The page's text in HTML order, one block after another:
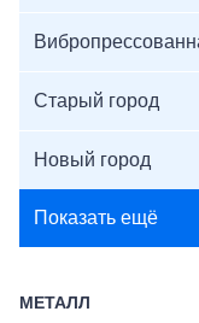
Старый город
Новый город
Показать ещё
МЕТАЛЛ